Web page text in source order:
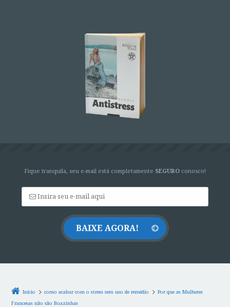
Fique tranquila, seu e-mail está completamente SEGURO conosco!
Início como acabar com o stress sem uso de remédio
Por que as Mulheres
Francesas não são Boazinhas